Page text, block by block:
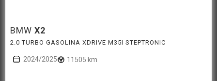
BMW X2
2.0 TURBO GASOLINA XDRIVE M35I STEPTRONIC
2024/2025 11505 km